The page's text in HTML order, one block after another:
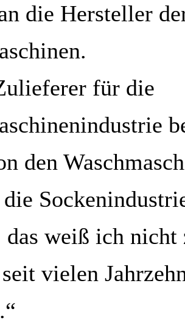
die Hersteller
für die
den
weiß ich nicht
vielen